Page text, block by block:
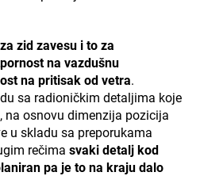
zid zavesu i to za
na vazdušnu
na pritisak od vetra.
sa radioničkim detaljima koje
na osnovu dimenzija pozicija
u skladu sa preporukama
rečima svaki detalj kod
pa je to na kraju dalo